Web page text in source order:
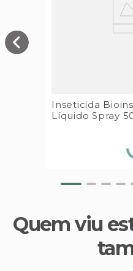
Inseticida
Líquido Spray
Quem viu